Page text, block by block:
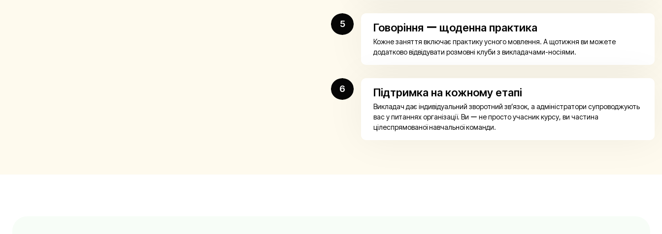
5 Говоріння ー щоденна практика
Кожне заняття включає практику усного мовлення. А щотижня ви можете
додатково відвідувати розмовні клуби з викладачами-носіями.
6 Підтримка на кожному етапі
Викладач дає індивідуальний зворотний зв’язок, а адміністратори супроводжують
вас у питаннях організації. Ви ー не просто учасник курсу, ви частина
цілеспрямованої навчальної команди.